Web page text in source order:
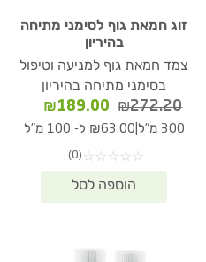
זוג חמאת גוף לסימני מתיחה
בהיריון
צמד חמאת גוף למניעה וטיפול
בסימני מתיחה בהיריון
₪272.20
המחיר
המקורי
₪272.20.
₪189.00
המחיר
הנוכחי
300 מ"ל ₪63.00 ל- 100 מ"ל
☆
☆
☆
☆
☆
(0)